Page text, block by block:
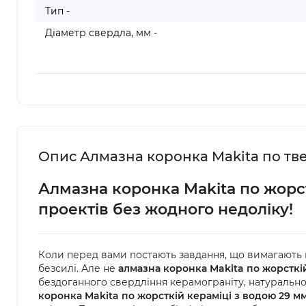
Тип -
Діаметр свердла, мм -
Опис Алмазна коронка Makita по
Алмазна коронка Makita по
проектів без жодного недоліку!
Коли перед вами постають завдання, що вимагають
безсилі. Але не алмазна коронка Makita по
бездоганного свердління керамограніту,
коронка Makita по жорсткій кераміці з водою 29